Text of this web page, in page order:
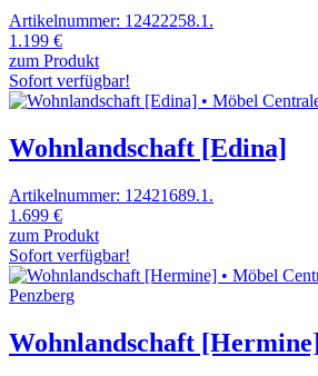
Artikelnummer: 12422258.1.
1.199 €
zum Produkt
Sofort verfügbar!
Wohnlandschaft [Edina]
Artikelnummer: 12421689.1.
1.699 €
zum Produkt
Sofort verfügbar!
Wohnlandschaft [Hermine]